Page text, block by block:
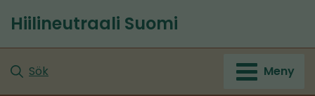
till
Hiilineutraali Suomi
Sök Meny